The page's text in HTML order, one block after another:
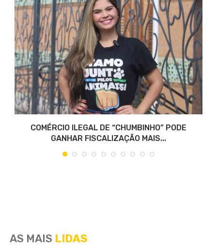
COMÉRCIO ILEGAL DE “CHUMBINHO” PODE
GANHAR FISCALIZAÇÃO MAIS...
AS MAIS LIDAS